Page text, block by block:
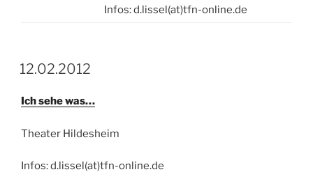
Infos: d.lissel(at)tfn-online.de
12.02.2012
Ich sehe was…
Theater Hildesheim
Infos: d.lissel(at)tfn-online.de